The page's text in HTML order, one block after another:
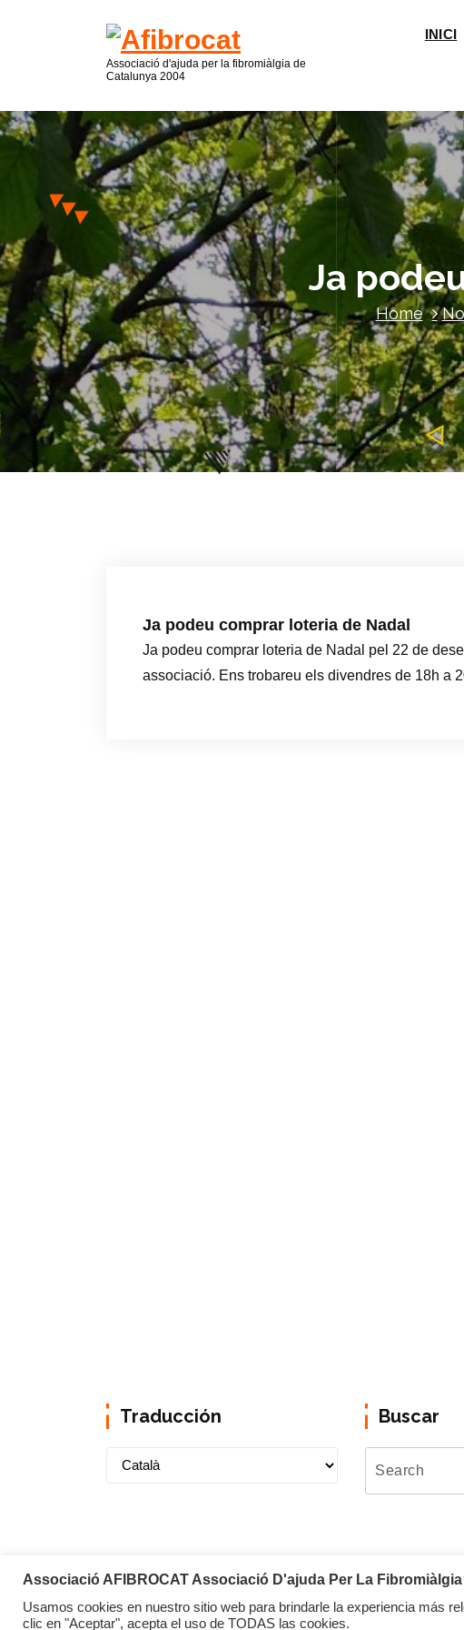
Associació d'ajuda per la fibromiàlgia de
Catalunya 2004
INICI
Ja
Home
Ja podeu comprar loteria de Nadal
Ja podeu comprar loteria de Nadal pel 22 de
associació. Ens trobareu els divendres de 18h a
Traducción Buscar
Copyright © 2026 Afibrocat
Associació AFIBROCAT Associació D'ajuda Per La
Usamos cookies en nuestro sitio web para brindarle la experiencia más
clic en "Aceptar", acepta el uso de TODAS las cookies.